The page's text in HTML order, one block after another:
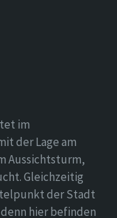
im
der Lage am
Aussichtsturm,
Gleichzeitig
der Stadt
hier befinden